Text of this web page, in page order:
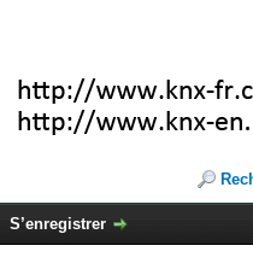
S’enregistrer